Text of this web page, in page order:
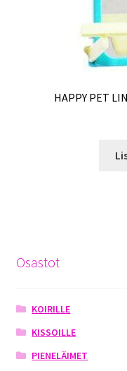
HAPPY PET
Osastot
KOIRILLE
KISSOILLE
PIENELÄIMET